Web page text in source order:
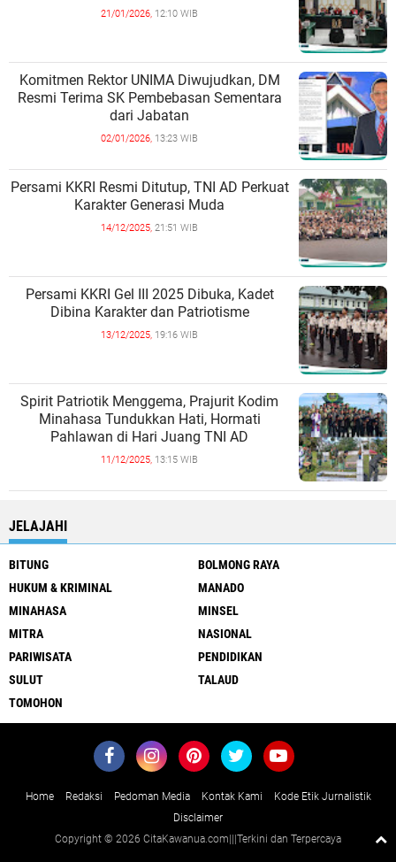
21/01/2026, 12:10 WIB
Komitmen Rektor UNIMA Diwujudkan, DM
Resmi Terima SK Pembebasan Sementara
dari Jabatan
02/01/2026, 13:23 WIB
Persami KKRI Resmi Ditutup, TNI AD Perkuat
Karakter Generasi Muda
14/12/2025, 21:51 WIB
Persami KKRI Gel III 2025 Dibuka, Kadet
Dibina Karakter dan Patriotisme
13/12/2025, 19:16 WIB
Spirit Patriotik Menggema, Prajurit Kodim
Minahasa Tundukkan Hati, Hormati
Pahlawan di Hari Juang TNI AD
11/12/2025, 13:15 WIB
JELAJAHI
BITUNG
BOLMONG RAYA
HUKUM & KRIMINAL
MANADO
MINAHASA
MINSEL
MITRA
NASIONAL
PARIWISATA
PENDIDIKAN
SULUT
TALAUD
TOMOHON
Home Redaksi Pedoman Media Kontak Kami
Kode Etik Jurnalistik
Disclaimer
Copyright © 2026 CitaKawanua.com|||Terkini dan Terpercaya